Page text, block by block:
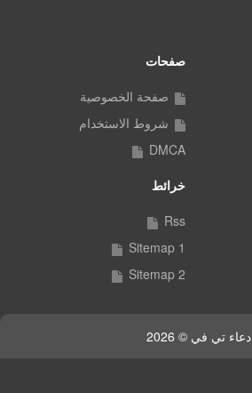
صفحات
صفحة الخصوصية
شروط الاستخدام
DMCA
خرائط
Rss
Sitemap 1
Sitemap 2
دعاء تي في © 2026